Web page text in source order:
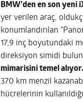
BMW’den en son yeni
yer verilen araç,
konumlandırılan
17,9 inç boyutundaki
direksiyon simidi
mimarisini temel alıyor.
370 km menzil
hücrelerinin